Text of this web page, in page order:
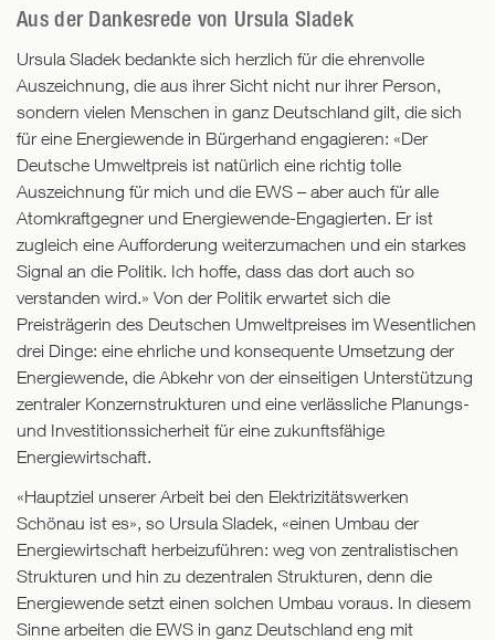
Aus der Dankesrede von Ursula Sladek
Ursula Sladek bedankte sich herzlich für die ehrenvolle
Auszeichnung, die aus ihrer Sicht nicht nur ihrer Person,
sondern vielen Menschen in ganz Deutschland gilt, die sich
für eine Energiewende in Bürgerhand engagieren: «Der
Deutsche Umweltpreis ist natürlich eine richtig tolle
Auszeichnung für mich und die EWS – aber auch für alle
Atomkraftgegner und Energiewende-Engagierten. Er ist
zugleich eine Aufforderung weiterzumachen und ein starkes
Signal an die Politik. Ich hoffe, dass das dort auch so
verstanden wird.» Von der Politik erwartet sich die
Preisträgerin des Deutschen Umweltpreises im Wesentlichen
drei Dinge: eine ehrliche und konsequente Umsetzung der
Energiewende, die Abkehr von der einseitigen Unterstützung
zentraler Konzernstrukturen und eine verlässliche Planungs-
und Investitionssicherheit für eine zukunftsfähige
Energiewirtschaft.
«Hauptziel unserer Arbeit bei den Elektrizitätswerken
Schönau ist es», so Ursula Sladek, «einen Umbau der
Energiewirtschaft herbeizuführen: weg von zentralistischen
Strukturen und hin zu dezentralen Strukturen, denn die
Energiewende setzt einen solchen Umbau voraus. In diesem
Sinne arbeiten die EWS in ganz Deutschland eng mit